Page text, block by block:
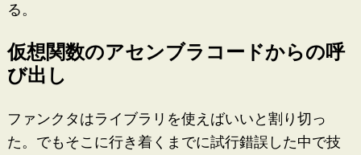
る。
仮想関数のアセンブラコードからの呼
び出し
ファンクタはライブラリを使えばいいと割り切っ
た。でもそこに行き着くまでに試行錯誤した中で技